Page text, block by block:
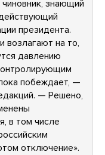
знающий
президента.
возлагают на то,
давлению
побеждает, —
— Решено,
в том числе
отключение».